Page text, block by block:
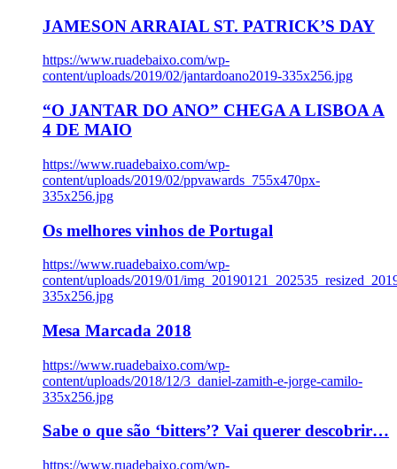
JAMESON ARRAIAL ST. PATRICK’S DAY
https://www.ruadebaixo.com/wp-
content/uploads/2019/02/jantardoano2019-335x256.jpg
“O JANTAR DO ANO” CHEGA A LISBOA A
4 DE MAIO
https://www.ruadebaixo.com/wp-
content/uploads/2019/02/ppvawards_755x470px-
335x256.jpg
Os melhores vinhos de Portugal
https://www.ruadebaixo.com/wp-
content/uploads/2019/01/
335x256.jpg
Mesa Marcada 2018
https://www.ruadebaixo.com/wp-
content/uploads/2018/12/3_daniel-zamith-e-jorge-camilo-
335x256.jpg
Sabe o que são ‘bitters’? Vai querer descobrir…
https://www.ruadebaixo.com/wp-